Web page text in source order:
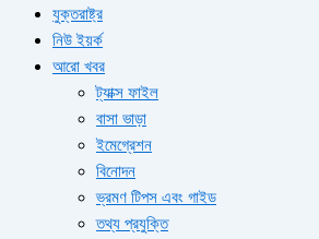
যুক্তরাষ্ট্র
নিউ ইয়র্ক
আরো খবর
ট্যাক্স ফাইল
বাসা ভাড়া
ইমেগ্রেশন
বিনোদন
ভ্রমণ টিপস এবং গাইড
তথ্য প্রযুক্তি